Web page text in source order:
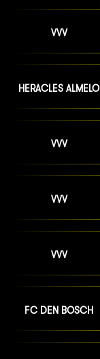
VVV
HERACLES ALMELO
VVV
VVV
VVV
FC DEN BOSCH